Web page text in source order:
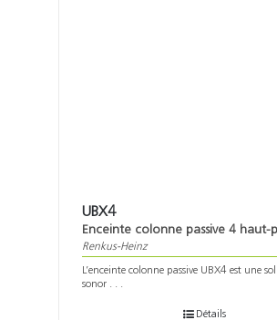
UBX4
Enceinte colonne passive 4 haut-
Renkus-Heinz
L’enceinte colonne passive UBX4 est une
sonor . . .
Détails